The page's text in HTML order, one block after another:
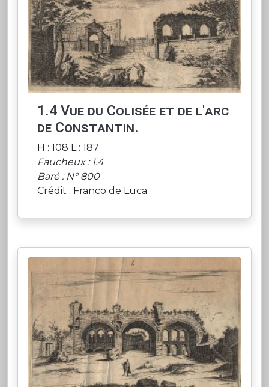
1.4 Vue du Colisée et de l'arc
de Constantin.
H : 108 L : 187
Faucheux : 1.4
Baré : N° 800
Crédit : Franco de Luca